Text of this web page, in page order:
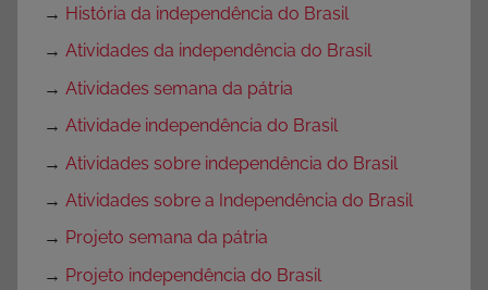
→ História da independência do Brasil
→ Atividades da independência do Brasil
→ Atividades semana da pátria
→ Atividade independência do Brasil
→ Atividades sobre independência do Brasil
→ Atividades sobre a Independência do Brasil
→ Projeto semana da pátria
→ Projeto independência do Brasil